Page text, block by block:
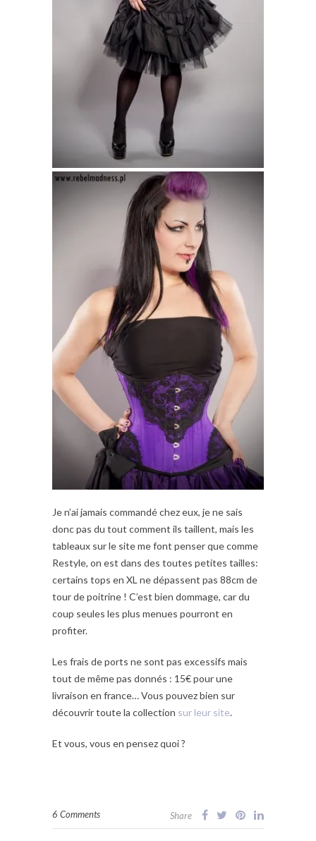
Je n’ai jamais commandé chez eux, je ne sais
donc pas du tout comment ils taillent, mais les
tableaux sur le site me font penser que comme
Restyle, on est dans des toutes petites tailles:
certains tops en XL ne dépassent pas 88cm de
tour de poitrine ! C’est bien dommage, car du
coup seules les plus menues pourront en
profiter.
Les frais de ports ne sont pas excessifs mais
tout de même pas donnés : 15€ pour une
livraison en france… Vous pouvez bien sur
découvrir toute la collection sur leur site.
Et vous, vous en pensez quoi ?
6 Comments Share